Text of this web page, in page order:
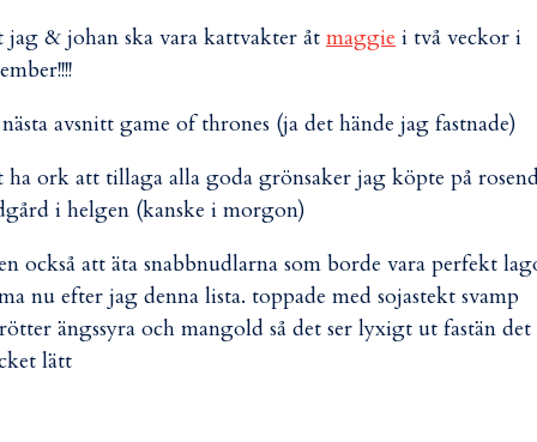
jag & johan ska vara kattvakter åt maggie i två veckor i
nästa avsnitt game of thrones (ja det hände jag fastnade)
ha ork att tillaga alla goda grönsaker jag köpte på
i helgen (kanske i morgon)
också att äta snabbnudlarna som borde vara perfekt
nu efter jag denna lista. toppade med sojastekt svamp
ängssyra och mangold så det ser lyxigt ut fastän det
lätt